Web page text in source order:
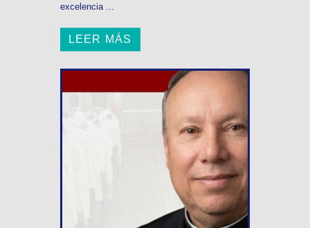
excelencia ...
LEER MÁS